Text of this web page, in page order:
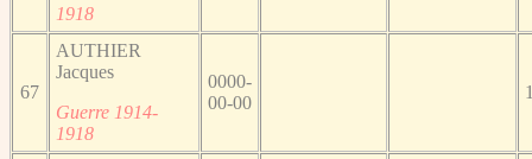
1918
67
AUTHIER
Jacques
Guerre 1914-
1918
0000-
00-00